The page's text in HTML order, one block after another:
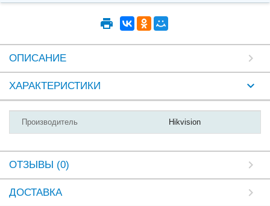
ОПИСАНИЕ
ХАРАКТЕРИСТИКИ
Производитель Hikvision
ОТЗЫВЫ (0)
ДОСТАВКА